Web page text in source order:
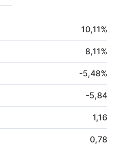
10,11%
8,11%
-5,48%
-5,84
1,16
0,78